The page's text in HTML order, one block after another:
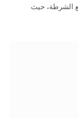
الشرطة، حيث